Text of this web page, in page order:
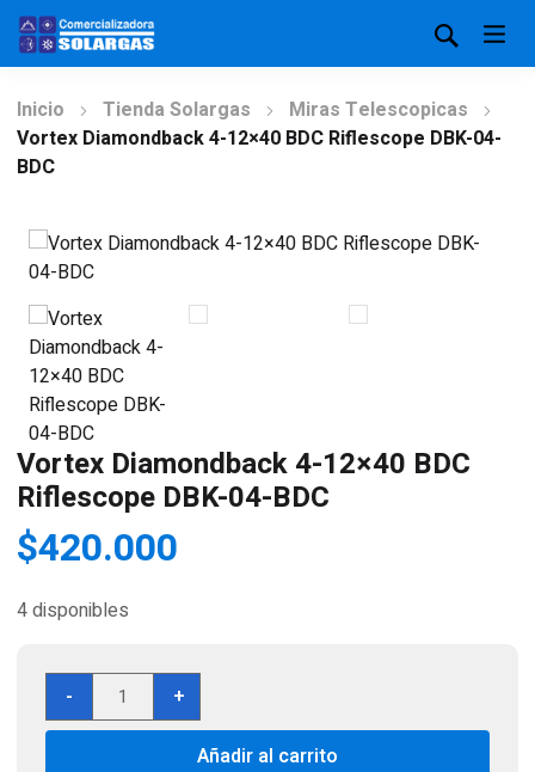
Inicio Tienda Solargas
Miras Telescopicas
Vortex Diamondback 4-12×40 BDC Riflescope DBK-04-
BDC
Vortex Diamondback 4-12×40 BDC
Riflescope DBK-04-BDC
$420.000
4 disponibles
-
Vortex
Diamondback
4-
+
Añadir al carrito